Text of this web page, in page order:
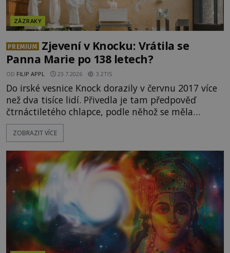
ZÁZRAKY
PREMIUM
Zjevení v Knocku: Vrátila se
Panna Marie po 138 letech?
OD FILIP APPL 23.7.2026 3.2TIS
Do irské vesnice Knock dorazily v červnu 2017 více
než dva tisíce lidí. Přivedla je tam předpověď
čtrnáctiletého chlapce, podle něhož se měla
přesně ve tři hodiny odpoledne zjevit Panna Marie.
Když slunce vystoupilo z mraků, část davu začala
chlapcovo proroctví, nebo poutníci spatřili pouze
neobvyklou hru světla? [gallery
ids="170530,170531,1705
ZOBRAZIT VÍCE